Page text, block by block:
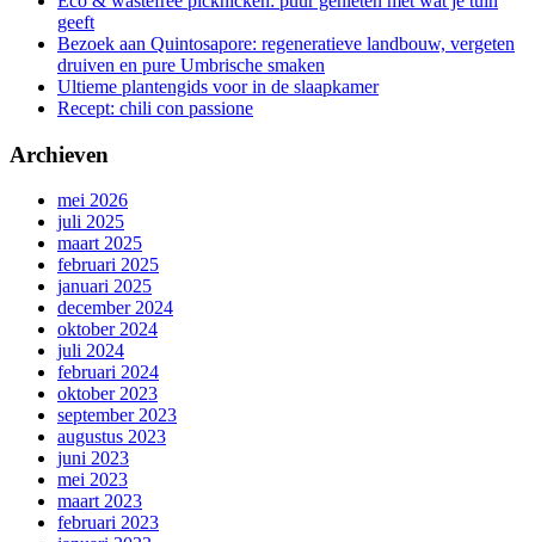
geeft
Bezoek aan Quintosapore: regeneratieve landbouw, vergeten
druiven en pure Umbrische smaken
Ultieme plantengids voor in de slaapkamer
Recept: chili con passione
Archieven
mei 2026
juli 2025
maart 2025
februari 2025
januari 2025
december 2024
oktober 2024
juli 2024
februari 2024
oktober 2023
september 2023
augustus 2023
juni 2023
mei 2023
maart 2023
februari 2023